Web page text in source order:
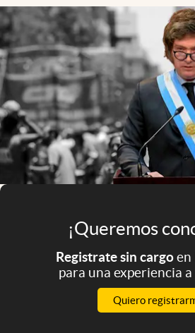
Infotechnology
Clase
Clima
Mundial 2026
Eventos Corporativos
El Cronista Studio
Mediakit
¡Queremos
Registrate sin cargoen
para una experiencia
Quiero